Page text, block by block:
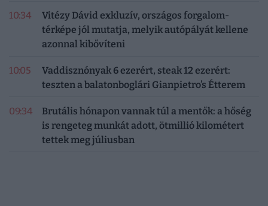
10:34
Vitézy Dávid exkluzív, országos forgalom-
térképe jól mutatja, melyik autópályát kellene
azonnal kibővíteni
10:05
Vaddisznónyak 6 ezerért, steak 12 ezerért:
teszten a balatonboglári Gianpietro’s Étterem
09:34
Brutális hónapon vannak túl a mentők: a hőség
is rengeteg munkát adott, ötmillió kilométert
tettek meg júliusban